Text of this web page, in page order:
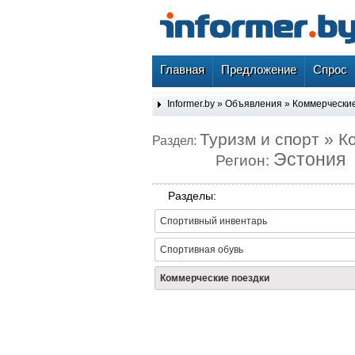
Главная Предложение Спрос
Informer.by » Объявления »
Раздел: Туризм и спорт »
Регион: Эстония
Разделы:
Спортивный инвентарь
Спортивная обувь
Коммерческие поездки